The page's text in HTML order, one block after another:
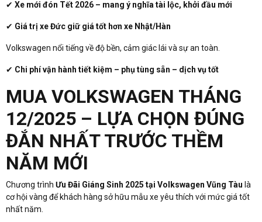
✔ Xe mới đón Tết 2026 – mang ý nghĩa tài lộc, khởi đầu mới
✔ Giá trị xe Đức giữ giá tốt hơn xe Nhật/Hàn
Volkswagen nổi tiếng về độ bền, cảm giác lái và sự an toàn.
✔ Chi phí vận hành tiết kiệm – phụ tùng sẵn – dịch vụ tốt
MUA VOLKSWAGEN THÁNG
12/2025 – LỰA CHỌN ĐÚNG
ĐẮN NHẤT TRƯỚC THỀM
NĂM MỚI
Chương trình Ưu Đãi Giáng Sinh 2025 tại Volkswagen Vũng Tàu là
cơ hội vàng để khách hàng sở hữu mẫu xe yêu thích với mức giá tốt
nhất năm.